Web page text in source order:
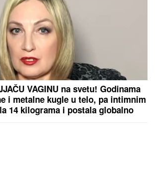
VAGINU na svetu! Godinama
i metalne kugle u telo, pa intimnim
14 kilograma i postala globalno